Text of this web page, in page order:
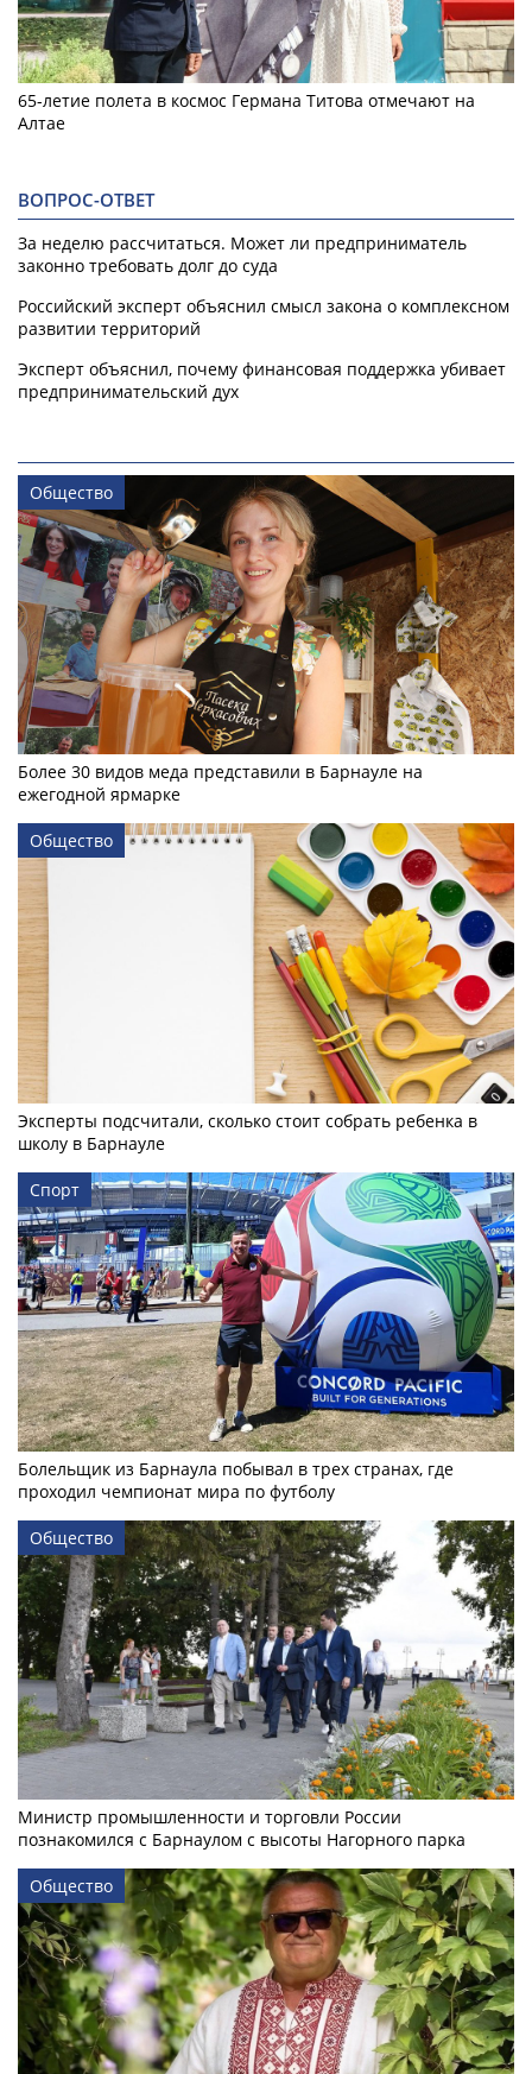
65-летие полета в космос Германа Титова отмечают на
Алтае
ВОПРОС-ОТВЕТ
За неделю рассчитаться. Может ли предприниматель
законно требовать долг до суда
Российский эксперт объяснил смысл закона о комплексном
развитии территорий
Эксперт объяснил, почему финансовая поддержка убивает
предпринимательский дух
Общество
Более 30 видов меда представили в Барнауле на
ежегодной ярмарке
Общество
Эксперты подсчитали, сколько стоит собрать ребенка в
школу в Барнауле
Спорт
Болельщик из Барнаула побывал в трех странах, где
проходил чемпионат мира по футболу
Общество
Министр промышленности и торговли России
познакомился с Барнаулом с высоты Нагорного парка
Общество